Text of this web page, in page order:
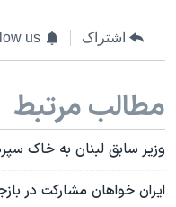
اشتراک us
مطالب مرتبط
وزیر سابق لبنان به خاک
ایران خواهان مشارکت در